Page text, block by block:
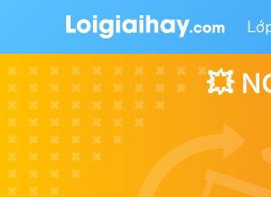
💥
Bài 10. Số nguyên tố. Hợp số
Bài 11. Phân tích một số ra thừa
số nguyên tố
Bài 12. Ước chung và ước chung
lớn nhất